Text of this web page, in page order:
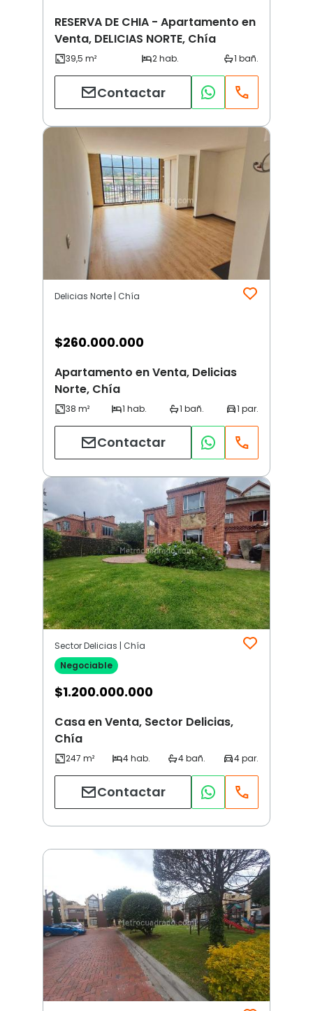
RESERVA DE CHIA - Apartamento en
Venta, DELICIAS NORTE, Chía
Contactar
Delicias Norte | Chía
$260.000.000
Apartamento en Venta, Delicias
Norte, Chía
Contactar
Sector Delicias | Chía
Negociable
$1.200.000.000
Casa en Venta, Sector Delicias,
Chía
Contactar